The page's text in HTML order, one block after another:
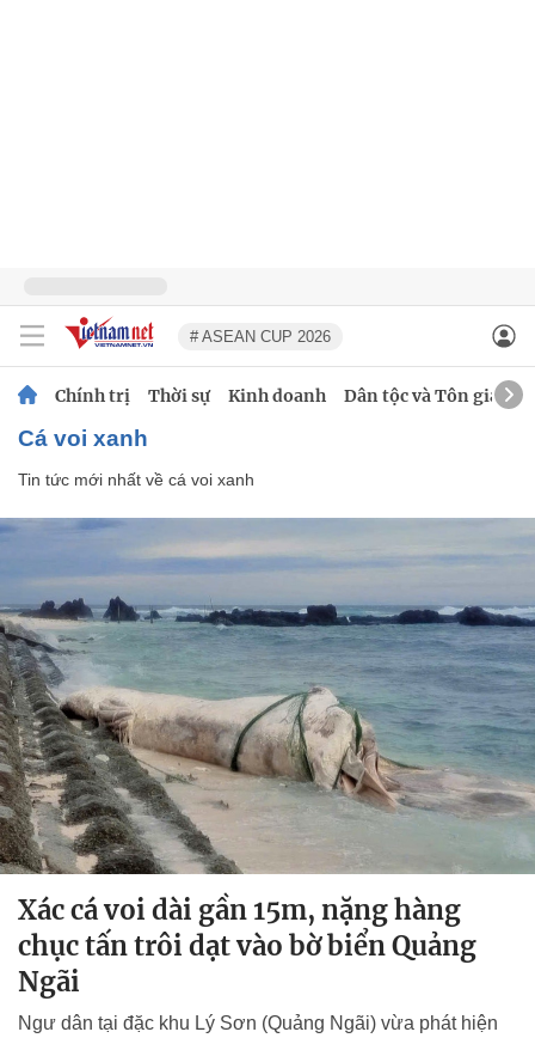
# ASEAN CUP 2026
Chính trị Thời sự Kinh doanh Dân tộc và Tôn giáo
cá voi xanh
Tin tức mới nhất về cá voi xanh
Xác cá voi dài gần 15m, nặng hàng
chục tấn trôi dạt vào bờ biển Quảng
Ngãi
Ngư dân tại đặc khu Lý Sơn (Quảng Ngãi) vừa phát hiện